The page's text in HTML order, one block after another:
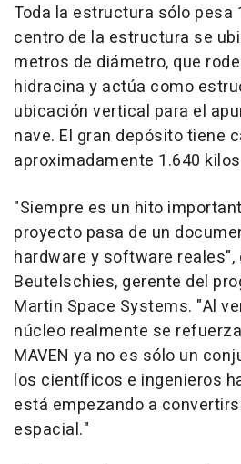
Toda la estructura sólo pesa
centro de la estructura se
metros de diámetro, que
hidracina y actúa como
ubicación vertical para el
nave. El gran depósito tiene
aproximadamente 1.640
"Siempre es un hito
proyecto pasa de un
hardware y software reales",
Beutelschies, gerente del
Martin Space Systems. "Al
núcleo realmente se
MAVEN ya no es sólo un
los científicos e ingenieros
está empezando a
espacial."